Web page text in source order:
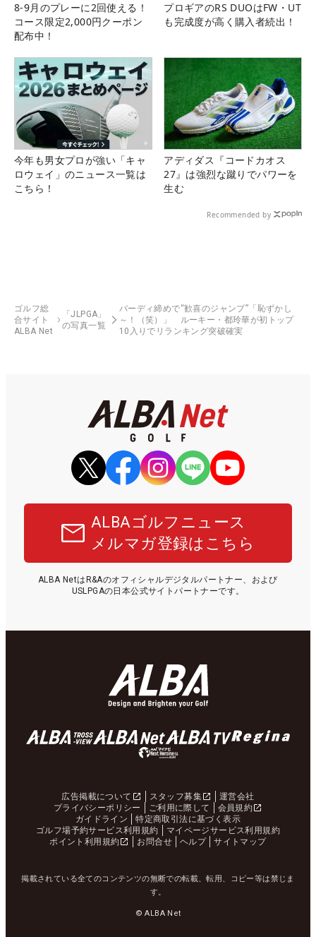
8-9月のプレーに2回使える！
コース限定2,000円クーポン
配布中！
プロギアのRS DUOはFW・UT
も完成度が高く購入者続出！
今年も男女プロが強い「キャ
ロウェイ」のニュース一覧は
こちら！
アディダス『コードカオス
27』は強烈な蹴りでパワーを
生む
Recommended by
ゴルフ総
合サイト
ALBA Net
「JLPGA」
の写真一覧
バーディ締めで“歓喜のジャンプ”「恥ずかし
～！（笑）」 ルーキー・都玲華が初トップ
10入りでリランキング突破確実
ALBAゴルフニュース
メルマガ登録はこちら
ALBA NetはR&Aのオフィシャルデジタルパートナー、および
USLPGAの日本公式サイトパートナーです。
広告掲載について スタッフ募集
運営会社
プライバシーポリシー
ご利用に際して
会員規約
ガイドライン
特定商取引法に基づく表示
ゴルフ場予約サービス利用規約
マイページサービス利用規約
ポイント利用規約
お問合せ ヘルプ サイトマップ
掲載されている全てのコンテンツの無断での転載、転用、コピー等は禁じま
す。
© ALBA Net